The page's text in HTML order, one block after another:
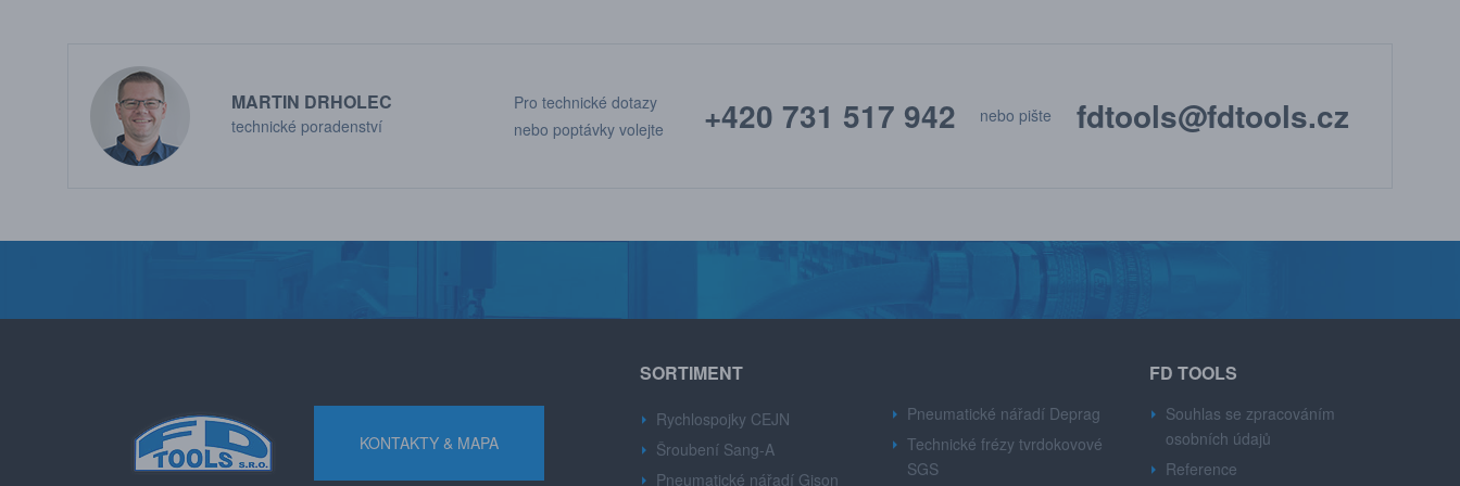
MARTIN DRHOLEC
technické poradenství
Pro technické dotazy
nebo poptávky volejte
+420 731 517 942 nebo pište fdtools@fdtools.cz
SORTIMENT
Rychlospojky CEJN
Šroubení Sang-A
Pneumatické nářadí Gison
Pneumatické nářadí Deprag
Technické frézy tvrdokovové
SGS
FD TOOLS
Souhlas se zpracováním
osobních údajů
Reference
KONTAKTY & MAPA